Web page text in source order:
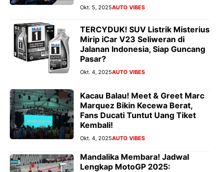
Okt. 5, 2025AUTO VIBES
TERCYDUK! SUV Listrik Misterius
Mirip iCar V23 Seliweran di
Jalanan Indonesia, Siap Guncang
Pasar?
Okt. 4, 2025AUTO VIBES
Kacau Balau! Meet & Greet Marc
Marquez Bikin Kecewa Berat,
Fans Ducati Tuntut Uang Tiket
Kembali!
Okt. 4, 2025AUTO VIBES
Mandalika Membara! Jadwal
Lengkap MotoGP 2025: